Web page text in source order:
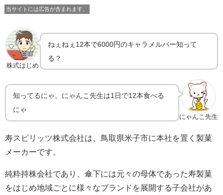
当サイトには広告が含まれます。
株式はじめ
ねぇねぇ12本で6000円のキャラメルバー知って
る？
にゃんこ先生
知ってるにゃ。にゃんこ先生は1日で12本食べる
にゃ
寿スピリッツ株式会社は、鳥取県米子市に本社を置く製菓
メーカーです。
純粋持株会社であり、傘下には元々の母体であった寿製菓
をはじめ地域ごとに様々なブランドを展開する子会社があ